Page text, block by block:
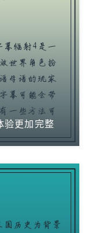
验更加完整